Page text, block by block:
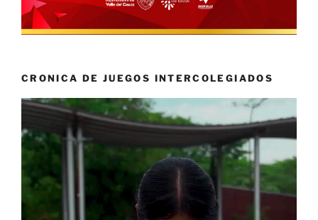
CRONICA DE JUEGOS INTERCOLEGIADOS
Reproductor
vídeo